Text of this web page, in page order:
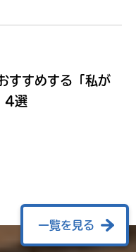
すすめする 「私が
4選
一覧を見る